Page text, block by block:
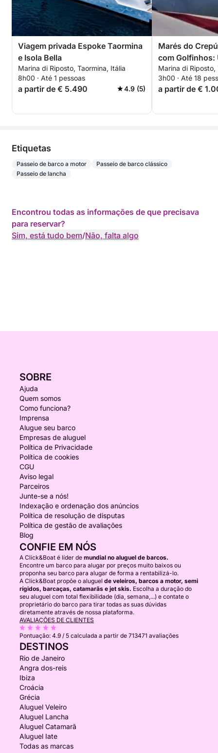
Viagem privada Espoke Taormina
e Isola Bella
Marina di Riposto, Taormina, Itália
8h00 · Até 1 pessoas
a partir de € 5.490 4.9 (5)
Marés do
com Golfinhos:
Pôr do Sol na
Marina di Riposto,
3h00 · Até 18
a partir de €
Etiquetas
Passeio de barco a motor
Passeio de barco clássico
Passeio de lancha
Encontrou todas as informações de que precisava
para reservar?
Sim, está tudo bem/Não, falta algo
SOBRE
Ajuda
Quem somos
Como funciona?
Imprensa
Alugue seu barco
Empresas de aluguel
Política de Privacidade
Política de cookies
CGU
Aviso legal
Parceiros
Junte-se a nós!
Indexação e ordenação dos anúncios
Política de resolução de disputas
Política de gestão de avaliações
Blog
CONFIE EM NÓS
A Click&Boat é líder de mundial no aluguel de barcos.
Encontre um barco para alugar por preços muito baixos ou
proponha seu barco para alugar de forma a rentabilizá-lo.
A Click&Boat propõe o aluguel de veleiros, barcos a motor, semi
rígidos, barcaças, catamarãs e jet skis. Escolha a duração do
seu aluguel com total flexibilidade (dia, semana,...) e contate o
proprietário do barco para tirar todas as suas dúvidas
diretamente através de nossa plataforma.
AVALIAÇÕES DE CLIENTES
Pontuação: 4.9 / 5 calculada a partir de 713471 avaliações
DESTINOS
Rio de Janeiro
Angra dos-reis
Ibiza
Croácia
Grécia
Aluguel Veleiro
Aluguel Lancha
Aluguel Catamarã
Aluguel Iate
Todas as marcas